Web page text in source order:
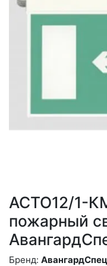
АСТО12/1-
пожарный
Бренд: